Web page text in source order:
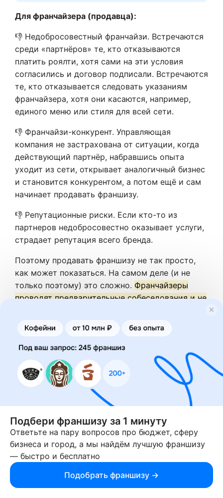
Для франчайзера (продавца):
👎 Недобросовестный франчайзи. Встречаются
среди «партнёров» те, кто отказываются
платить роялти, хотя сами на эти условия
согласились и договор подписали. Встречаются
те, кто отказывается следовать указаниям
франчайзера, хотя они касаются, например,
единого меню или стиля для всей сети.
👎 Франчайзи-конкурент. Управляющая
компания не застрахована от ситуации, когда
действующий партнёр, набравшись опыта
уходит из сети, открывает аналогичный бизнес
и становится конкурентом, а потом ещё и сам
начинает продавать франшизу.
👎 Репутационные риски. Если кто-то из
партнеров недобросовестно оказывает услуги,
страдает репутация всего бренда.
Поэтому продавать франшизу не так просто,
как может показаться. На самом деле (и не
только поэтому) это сложно. Франчайзеры
проводят предварительные собеседования и не
❓ Где найти франшизу
🔸 Официальный сайт бренда или официальная
страница франшизы.
многих городах.Расписание можете
посмотреть на нашей странице «Выставки
франшиз».
🔸 Каталоги.Самый удобный вариант: в
Подбери франшизу за 1 минуту
Ответьте на пару вопросов про бюджет, сферу
бизнеса и город, а мы найдём лучшую франшизу
— быстро и бесплатно
Подобрать франшизу →